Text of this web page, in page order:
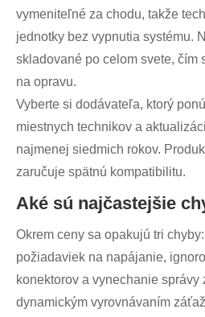
vymeniteľné za chodu, takže
jednotky bez vypnutia systému.
skladované po celom svete, čím
na opravu.
Vyberte si dodávateľa, ktorý
miestnych technikov a
najmenej siedmich rokov.
zaručuje spätnú kompatibilitu.
Aké sú najčastejšie
Okrem ceny sa opakujú tri
požiadaviek na napájanie,
konektorov a vynechanie
dynamickým vyrovnávaním